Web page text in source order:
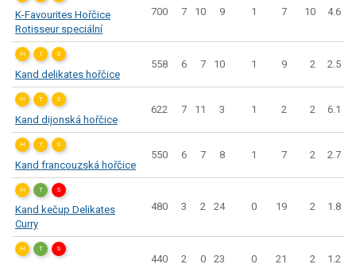
K-Favourites Hořčice
Rotisseur speciální
700 7 10 9 1 7 10 4.6
H T S
Kand delikates hořčice
558 6 7 10 1 9 2 2.5
H T S
Kand dijonská hořčice
622 7 11 3 1 2 2 6.1
H T S
Kand francouzská hořčice
550 6 7 8 1 7 2 2.7
H T S
Kand kečup Delikates
Curry
480 3 2 24 0 19 2 1.8
H T S
440 2 0 23 0 21 2 1.2